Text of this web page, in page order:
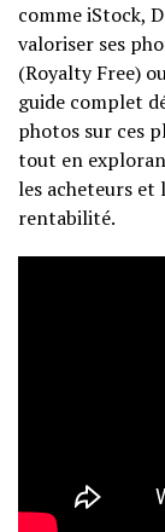
comme iStock,
valoriser ses
(Royalty Free)
guide complet
photos sur ces
tout en
les acheteurs et
rentabilité.